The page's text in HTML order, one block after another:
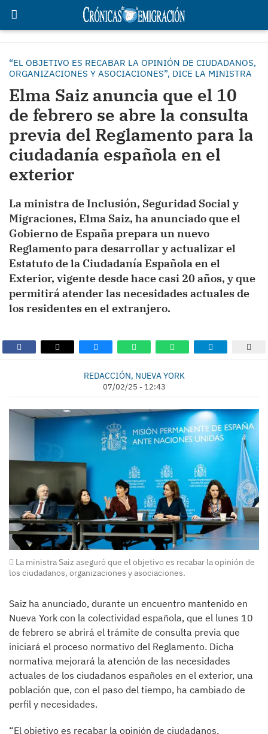
“EL OBJETIVO ES RECABAR LA OPINIÓN DE CIUDADANOS,
ORGANIZACIONES Y ASOCIACIONES”, DICE LA MINISTRA
Elma Saiz anuncia que el 10
de febrero se abre la consulta
previa del Reglamento para la
ciudadanía española en el
exterior
La ministra de Inclusión, Seguridad Social y
Migraciones, Elma Saiz, ha anunciado que el
Gobierno de España prepara un nuevo
Reglamento para desarrollar y actualizar el
Estatuto de la Ciudadanía Española en el
Exterior, vigente desde hace casi 20 años, y que
permitirá atender las necesidades actuales de
los residentes en el extranjero.
REDACCIÓN, NUEVA YORK
07/02/25 - 12:43
La ministra Saiz aseguró que el objetivo es recabar la opinión de
los ciudadanos, organizaciones y asociaciones.
Saiz ha anunciado, durante un encuentro mantenido en
Nueva York con la colectividad española, que el lunes 10
de febrero se abrirá el trámite de consulta previa que
iniciará el proceso normativo del Reglamento. Dicha
normativa mejorará la atención de las necesidades
actuales de los ciudadanos españoles en el exterior, una
población que, con el paso del tiempo, ha cambiado de
perfil y necesidades.
“El objetivo es recabar la opinión de ciudadanos,